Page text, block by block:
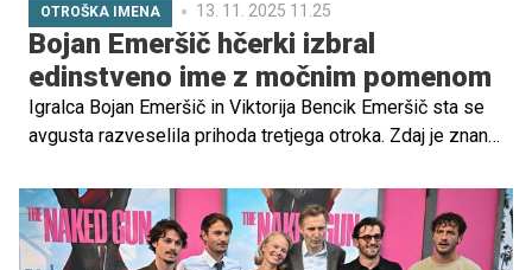
OTROŠKA IMENA 13. 11. 2025 11.25
Bojan Emeršič hčerki izbral
edinstveno ime z močnim pomenom
Igralca Bojan Emeršič in Viktorija Bencik Emeršič sta se
avgusta razveselila prihoda tretjega otroka. Zdaj je znano
in zelo edinstveno ime.